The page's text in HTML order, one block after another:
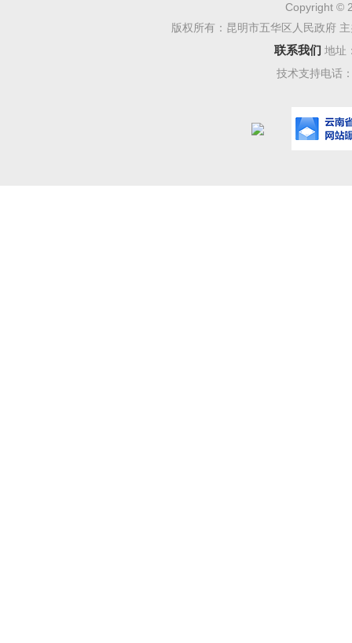
Copyright ©
版权所有：昆明市五华区人民政府
联系我们 地址
技术支持电话